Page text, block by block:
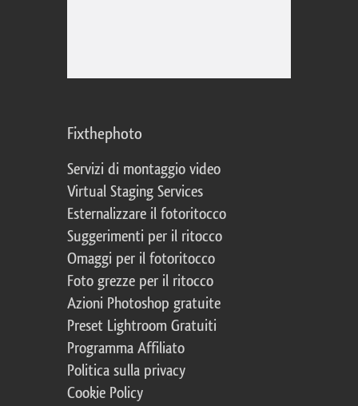
Fixthephoto
Servizi di montaggio video
Virtual Staging Services
Esternalizzare il fotoritocco
Suggerimenti per il ritocco
Omaggi per il fotoritocco
Foto grezze per il ritocco
Azioni Photoshop gratuite
Preset Lightroom Gratuiti
Programma Affiliato
Politica sulla privacy
Cookie Policy